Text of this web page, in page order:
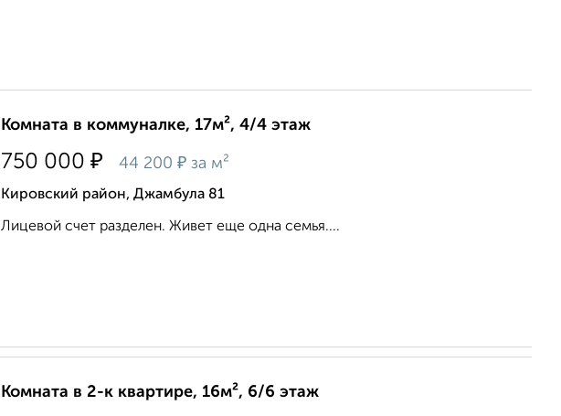
Комната в коммуналке, 17м², 4/4 этаж
750 000 ₽ 44 200 ₽ за м²
Кировский район, Джамбула 81
Лицевой счет разделен. Живет еще одна семья....
Комната в 2-к квартире, 16м², 6/6 этаж